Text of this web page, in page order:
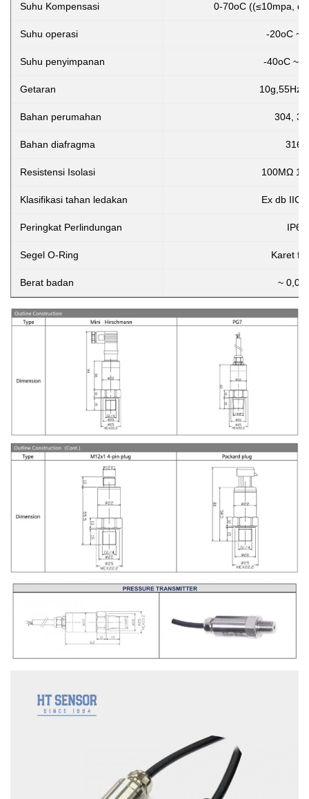
Suhu Kompensasi 0-70oC ((≤10mpa,
Suhu operasi -20oC ~
Suhu penyimpanan -40oC ~
Getaran 10g,55Hz
Bahan perumahan 304,
Bahan diafragma 316L
Resistensi Isolasi 100MΩ
Klasifikasi tahan ledakan Ex db IIC
Peringkat Perlindungan IP65
Segel O-Ring Karet
Berat badan ~